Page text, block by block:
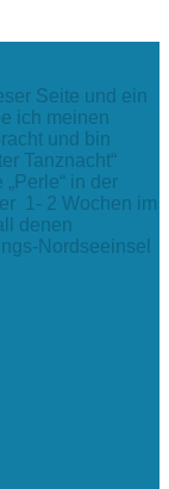
Seite und ein
ich meinen
und bin
Tanznacht“
in der
1- 2 Wochen im
denen
Nordseeinsel